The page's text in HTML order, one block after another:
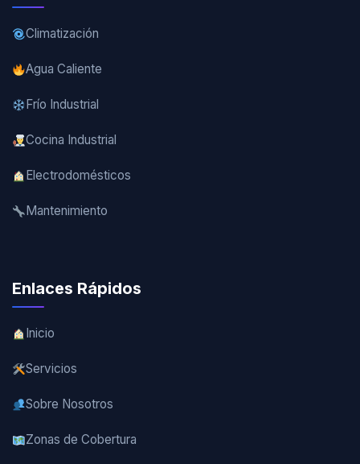
Climatización
Agua Caliente
Frío Industrial
Cocina Industrial
Electrodomésticos
Mantenimiento
Enlaces Rápidos
Inicio
Servicios
Sobre Nosotros
Zonas de Cobertura